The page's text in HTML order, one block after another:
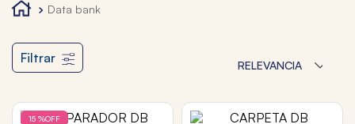
data bank
Filtrar RELEVANCIA
15 %OFF
3.
4. marcadores